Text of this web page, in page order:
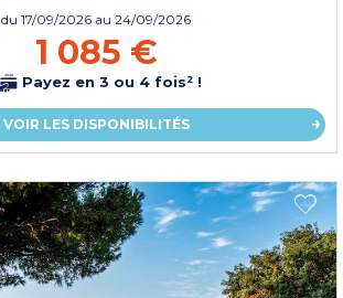
du 17/09/2026 au 24/09/2026
1 085 €
Payez en 3 ou 4 fois² !
VOIR LES DISPONIBILITÉS